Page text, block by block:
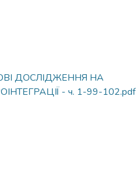
ДОСЛІДЖЕННЯ НА
- ч. 1-99-102.pdf